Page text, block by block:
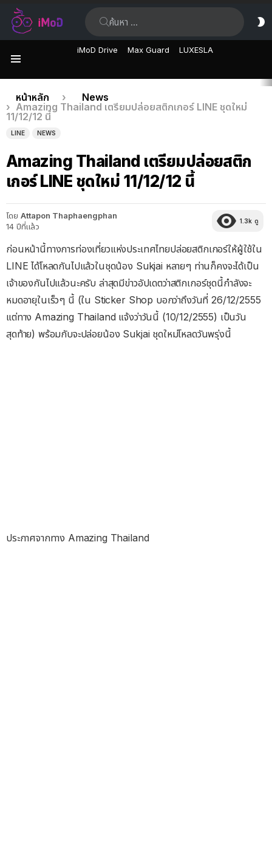
iMoD Drive Max Guard LUXESLA
เรื่อง
ล่าสุด
คุณอยู่ที่นี่:
หน้าหลัก
News
Amazing Thailand เตรียมปล่อยสติกเกอร์ LINE ชุดใหม่
11/12/12 นี้
LINE NEWS
Amazing Thailand เตรียมปล่อยสติก
เกอร์ LINE ชุดใหม่ 11/12/12 นี้
โดย Attapon Thaphaengphan
14 ปีที่แล้ว
1.3k ดู
ก่อนหน้านี้ทางการท่องเที่ยวแห่งประเทศไทยปล่อยสติกเกอร์ให้ผู้ใช้ใน
LINE ได้โหลดกันไปแล้วในชุดน้อง Sukjai หลายๆ ท่านก็คงจะได้เป็น
เจ้าของกันไปแล้วนะครับ ล่าสุดมีข่าวอัปเดตว่าสติกเกอร์ชุดนี้กำลังจะ
หมดอายุในเร็วๆ นี้ (ใน Sticker Shop บอกว่าถึงวันที่ 26/12/2555
แต่ทาง Amazing Thailand แจ้งว่าวันนี้ (10/12/2555) เป็นวัน
สุดท้าย) พร้อมกับจะปล่อยน้อง Sukjai ชุดใหม่โหลดวันพรุ่งนี้
ประกาศจากทาง Amazing Thailand